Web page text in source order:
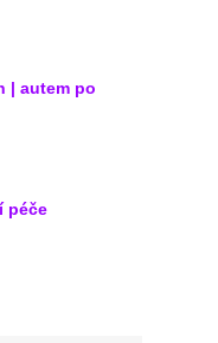
| autem po
péče